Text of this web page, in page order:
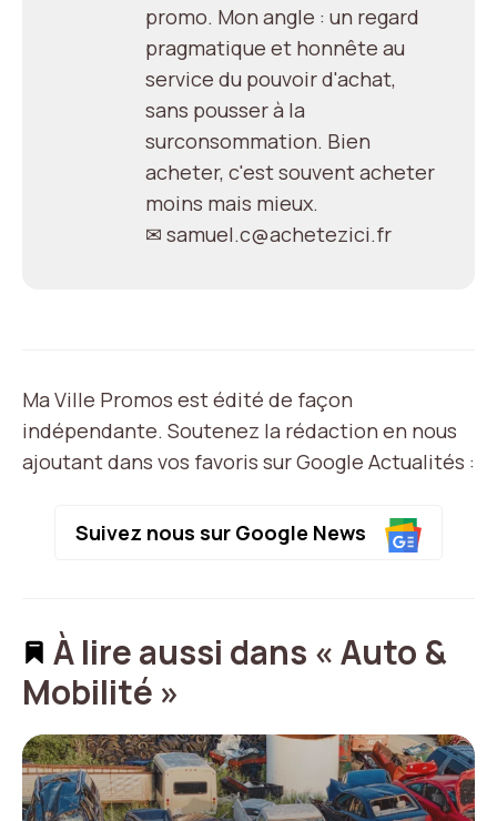
promo. Mon angle : un regard
pragmatique et honnête au
service du pouvoir d'achat,
sans pousser à la
surconsommation. Bien
acheter, c'est souvent acheter
moins mais mieux.
✉ samuel.c@achetezici.fr
Ma Ville Promos est édité de façon
indépendante. Soutenez la rédaction en nous
ajoutant dans vos favoris sur Google Actualités :
Suivez nous sur Google News
À lire aussi dans « Auto &
Mobilité »